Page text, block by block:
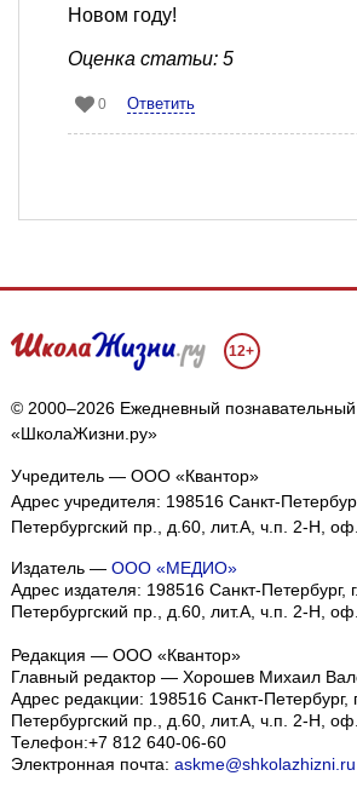
Новом году!
Оценка статьи: 5
0 Ответить
12+
© 2000–2026 Ежедневный
«ШколаЖизни.ру»
Учредитель — ООО «Квантор»
Адрес учредителя: 198516 Санкт-
Петербургский пр., д.60, лит.А, ч.п. 2-Н,
Издатель — ООО «МЕДИО»
Адрес издателя: 198516 Санкт-Петербург,
Петербургский пр., д.60, лит.А, ч.п. 2-Н,
Редакция — ООО «Квантор»
Главный редактор — Хорошев Михаил
Адрес редакции: 198516 Санкт-Петербург,
Петербургский пр., д.60, лит.А, ч.п. 2-Н,
Телефон:+7 812 640-06-60
Электронная почта: askme@shkolazhizni.ru